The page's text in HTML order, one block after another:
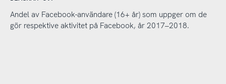
Andel av Facebook-användare (16+ år) som uppger om de
gör respektive aktivitet på Facebook, år 2017–2018.